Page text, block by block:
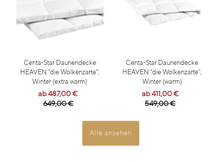
Centa-Star Daunendecke
HEAVEN "die Wolkenzarte",
Winter (extra warm)
ab 487,00 €
649,00 €
Centa-Star Daunendecke
HEAVEN "die Wolkenzarte",
Winter (warm)
ab 411,00 €
549,00 €
Alle ansehen